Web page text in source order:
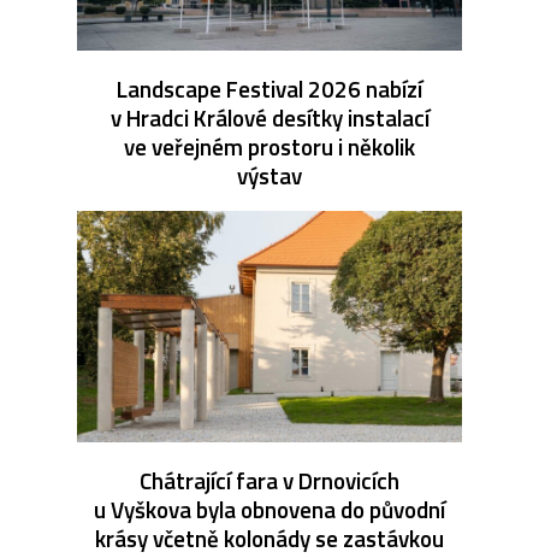
Landscape Festival 2026 nabízí
v Hradci Králové desítky instalací
ve veřejném prostoru i několik
výstav
Chátrající fara v Drnovicích
u Vyškova byla obnovena do původní
krásy včetně kolonády se zastávkou